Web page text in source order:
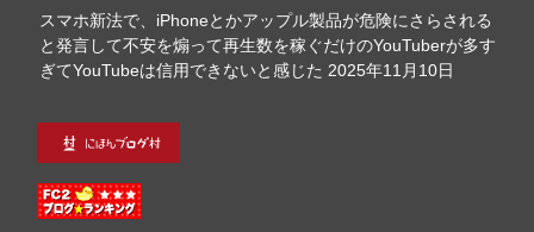
スマホ新法で、iPhoneとかアップル製品が危険にさらされる
と発言して不安を煽って再生数を稼ぐだけのYouTuberが多す
ぎてYouTubeは信用できないと感じた 2025年11月10日